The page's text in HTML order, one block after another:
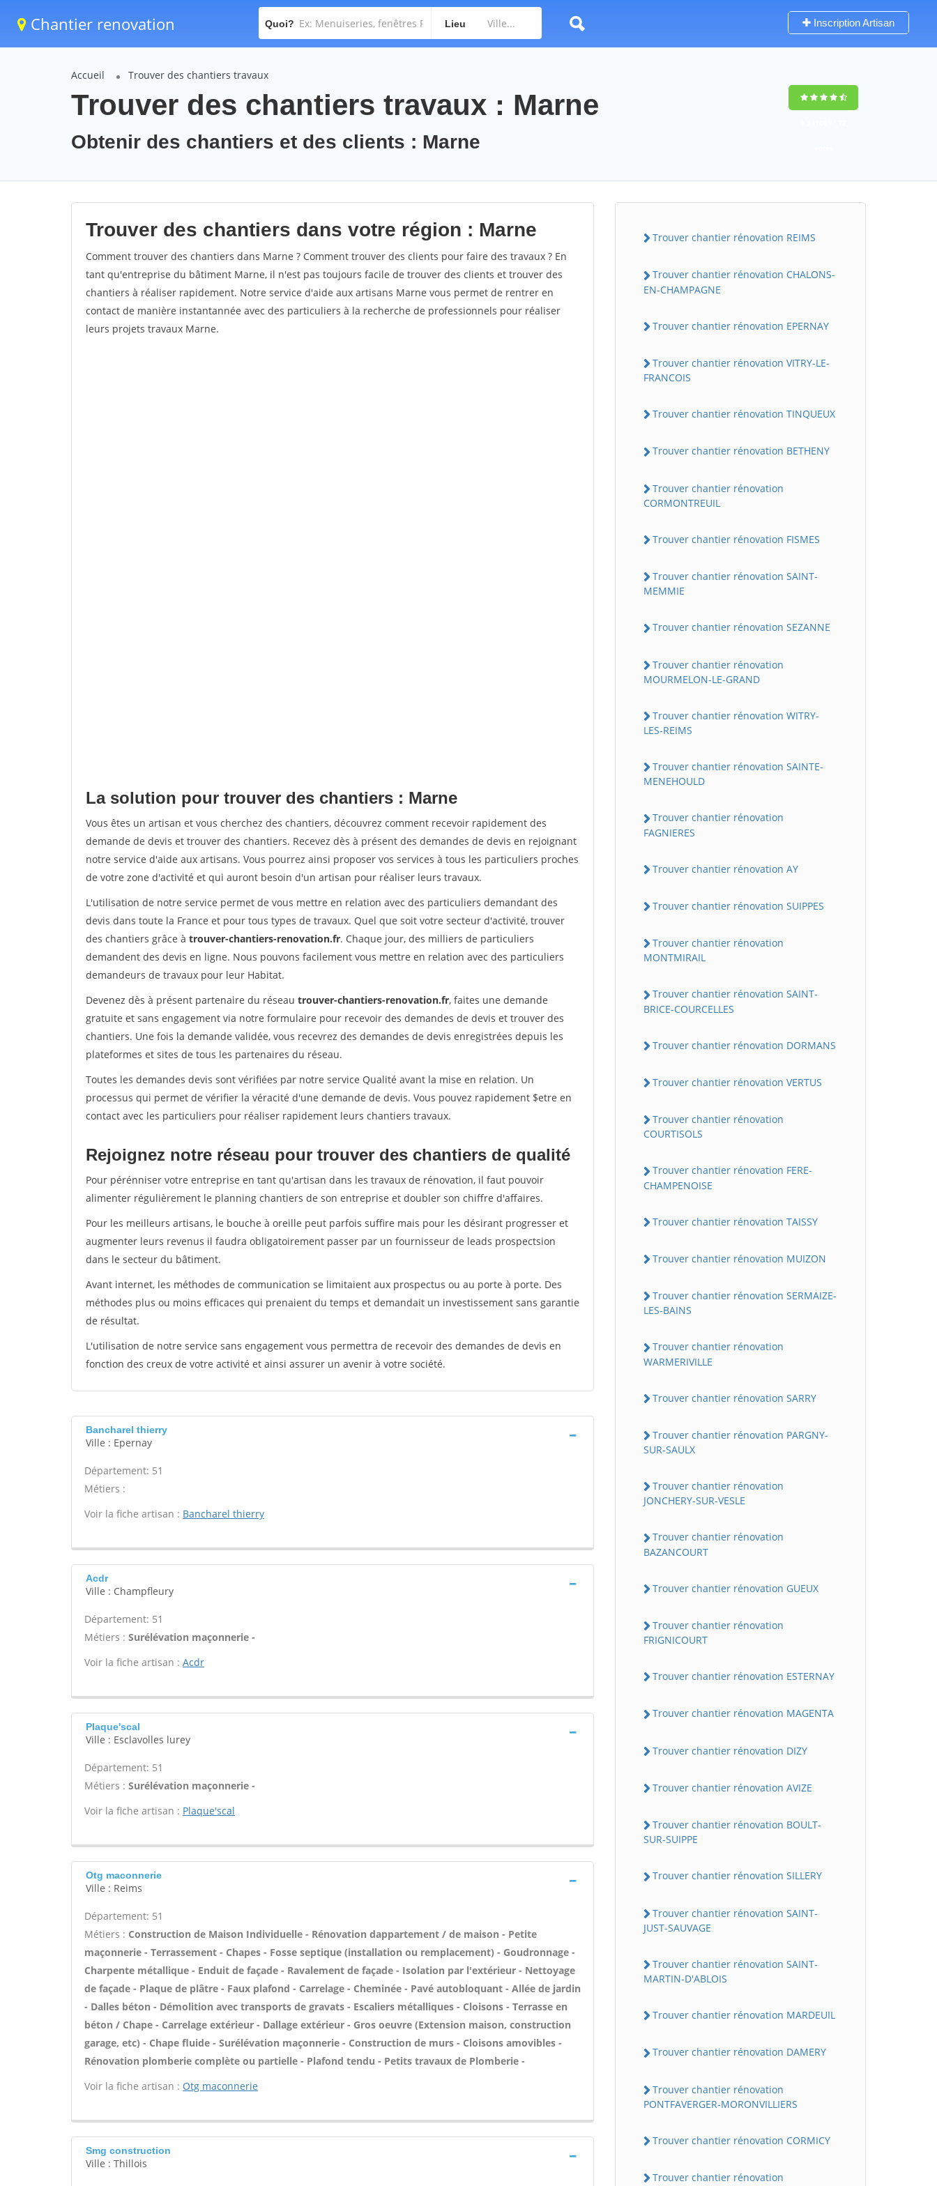
Chantier renovation Quoi? Lieu Inscription Artisan
Accueil Trouver des chantiers travaux
Trouver des chantiers travaux : Marne
Obtenir des chantiers et des clients : Marne
Trouver des chantiers dans votre région : Marne
Comment trouver des chantiers dans Marne ? Comment trouver des clients pour faire des travaux ? En
tant qu'entreprise du bâtiment Marne, il n'est pas toujours facile de trouver des clients et trouver des
chantiers à réaliser rapidement. Notre service d'aide aux artisans Marne vous permet de rentrer en
contact de manière instantannée avec des particuliers à la recherche de professionnels pour réaliser
leurs projets travaux Marne.
La solution pour trouver des chantiers : Marne
Vous êtes un artisan et vous cherchez des chantiers, découvrez comment recevoir rapidement des
demande de devis et trouver des chantiers. Recevez dès à présent des demandes de devis en rejoignant
notre service d'aide aux artisans. Vous pourrez ainsi proposer vos services à tous les particuliers proches
de votre zone d'activité et qui auront besoin d'un artisan pour réaliser leurs travaux.
L'utilisation de notre service permet de vous mettre en relation avec des particuliers demandant des
devis dans toute la France et pour tous types de travaux. Quel que soit votre secteur d'activité, trouver
des chantiers grâce à trouver-chantiers-renovation.fr. Chaque jour, des milliers de particuliers
demandent des devis en ligne. Nous pouvons facilement vous mettre en relation avec des particuliers
demandeurs de travaux pour leur Habitat.
Devenez dès à présent partenaire du réseau trouver-chantiers-renovation.fr, faites une demande
gratuite et sans engagement via notre formulaire pour recevoir des demandes de devis et trouver des
chantiers. Une fois la demande validée, vous recevrez des demandes de devis enregistrées depuis les
plateformes et sites de tous les partenaires du réseau.
Toutes les demandes devis sont vérifiées par notre service Qualité avant la mise en relation. Un
processus qui permet de vérifier la véracité d'une demande de devis. Vous pouvez rapidement $etre en
contact avec les particuliers pour réaliser rapidement leurs chantiers travaux.
Rejoignez notre réseau pour trouver des chantiers de qualité
Pour pérénniser votre entreprise en tant qu'artisan dans les travaux de rénovation, il faut pouvoir
alimenter régulièrement le planning chantiers de son entreprise et doubler son chiffre d'affaires.
Pour les meilleurs artisans, le bouche à oreille peut parfois suffire mais pour les désirant progresser et
augmenter leurs revenus il faudra obligatoirement passer par un fournisseur de leads prospectsion
dans le secteur du bâtiment.
Avant internet, les méthodes de communication se limitaient aux prospectus ou au porte à porte. Des
méthodes plus ou moins efficaces qui prenaient du temps et demandait un investissement sans garantie
de résultat.
L'utilisation de notre service sans engagement vous permettra de recevoir des demandes de devis en
fonction des creux de votre activité et ainsi assurer un avenir à votre société.
Bancharel thierry
Ville : Epernay
Département: 51
Métiers :
Voir la fiche artisan : Bancharel thierry
Acdr
Ville : Champfleury
Département: 51
Métiers : Surélévation maçonnerie -
Voir la fiche artisan : Acdr
Plaque'scal
Ville : Esclavolles lurey
Département: 51
Métiers : Surélévation maçonnerie -
Voir la fiche artisan : Plaque'scal
Otg maconnerie
Ville : Reims
Département: 51
Métiers : Construction de Maison Individuelle - Rénovation dappartement / de maison - Petite
maçonnerie - Terrassement - Chapes - Fosse septique (installation ou remplacement) - Goudronnage -
Charpente métallique - Enduit de façade - Ravalement de façade - Isolation par l'extérieur - Nettoyage
de façade - Plaque de plâtre - Faux plafond - Carrelage - Cheminée - Pavé autobloquant - Allée de jardin
- Dalles béton - Démolition avec transports de gravats - Escaliers métalliques - Cloisons - Terrasse en
béton / Chape - Carrelage extérieur - Dallage extérieur - Gros oeuvre (Extension maison, construction
garage, etc) - Chape fluide - Surélévation maçonnerie - Construction de murs - Cloisons amovibles -
Rénovation plomberie complète ou partielle - Plafond tendu - Petits travaux de Plomberie -
Voir la fiche artisan : Otg maconnerie
Smg construction
Ville : Thillois
Trouver chantier rénovation REIMS
Trouver chantier rénovation CHALONS-
EN-CHAMPAGNE
Trouver chantier rénovation EPERNAY
Trouver chantier rénovation VITRY-LE-
FRANCOIS
Trouver chantier rénovation TINQUEUX
Trouver chantier rénovation BETHENY
Trouver chantier rénovation
CORMONTREUIL
Trouver chantier rénovation FISMES
Trouver chantier rénovation SAINT-
MEMMIE
Trouver chantier rénovation SEZANNE
Trouver chantier rénovation
MOURMELON-LE-GRAND
Trouver chantier rénovation WITRY-
LES-REIMS
Trouver chantier rénovation SAINTE-
MENEHOULD
Trouver chantier rénovation
FAGNIERES
Trouver chantier rénovation AY
Trouver chantier rénovation SUIPPES
Trouver chantier rénovation
MONTMIRAIL
Trouver chantier rénovation SAINT-
BRICE-COURCELLES
Trouver chantier rénovation DORMANS
Trouver chantier rénovation VERTUS
Trouver chantier rénovation
COURTISOLS
Trouver chantier rénovation FERE-
CHAMPENOISE
Trouver chantier rénovation TAISSY
Trouver chantier rénovation MUIZON
Trouver chantier rénovation SERMAIZE-
LES-BAINS
Trouver chantier rénovation
WARMERIVILLE
Trouver chantier rénovation SARRY
Trouver chantier rénovation PARGNY-
SUR-SAULX
Trouver chantier rénovation
JONCHERY-SUR-VESLE
Trouver chantier rénovation
BAZANCOURT
Trouver chantier rénovation GUEUX
Trouver chantier rénovation
FRIGNICOURT
Trouver chantier rénovation ESTERNAY
Trouver chantier rénovation MAGENTA
Trouver chantier rénovation DIZY
Trouver chantier rénovation AVIZE
Trouver chantier rénovation BOULT-
SUR-SUIPPE
Trouver chantier rénovation SILLERY
Trouver chantier rénovation SAINT-
JUST-SAUVAGE
Trouver chantier rénovation SAINT-
MARTIN-D'ABLOIS
Trouver chantier rénovation MARDEUIL
Trouver chantier rénovation DAMERY
Trouver chantier rénovation
PONTFAVERGER-MORONVILLIERS
Trouver chantier rénovation CORMICY
Trouver chantier rénovation